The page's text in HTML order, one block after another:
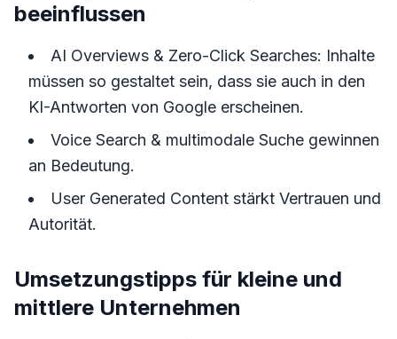
beeinflussen
AI Overviews & Zero-Click Searches: Inhalte
müssen so gestaltet sein, dass sie auch in den
KI-Antworten von Google erscheinen.
Voice Search & multimodale Suche gewinnen
an Bedeutung.
User Generated Content stärkt Vertrauen und
Autorität.
Umsetzungstipps für kleine und
mittlere Unternehmen